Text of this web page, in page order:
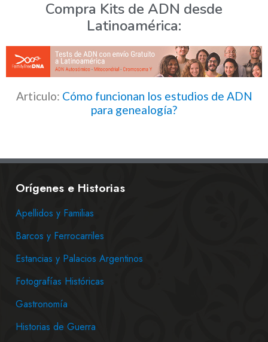
Compra Kits de ADN desde
Latinoamérica:
Articulo: Cómo funcionan los estudios de ADN
para genealogía?
Orígenes e Historias
Apellidos y Familias
Barcos y Ferrocarriles
Estancias y Palacios Argentinos
Fotografías Históricas
Gastronomía
Historias de Guerra